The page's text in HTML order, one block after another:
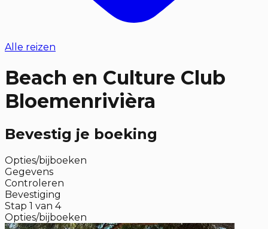
Alle reizen
Beach en Culture Club
Bloemenrivièra
Bevestig je boeking
Opties/bijboeken
Gegevens
Controleren
Bevestiging
Stap 1 van 4
Opties/bijboeken